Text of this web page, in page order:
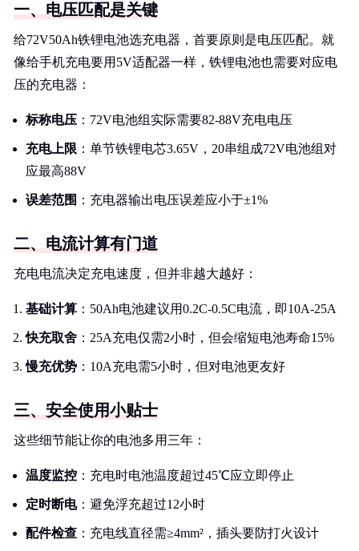
一、电压匹配是关键
给72V50Ah铁锂电池选充电器，首要原则是电压匹配。就
像给手机充电要用5V适配器一样，铁锂电池也需要对应电
压的充电器：
标称电压 ：72V电池组实际需要82-88V充电电压
充电上限 ：单节铁锂电芯3.65V，20串组成72V电池组对
应最高88V
误差范围 ：充电器输出电压误差应小于±1%
二、电流计算有门道
充电电流决定充电速度，但并非越大越好：
基础计算 ：50Ah电池建议用0.2C-0.5C电流，即10A-25A
快充取舍 ：25A充电仅需2小时，但会缩短电池寿命15%
慢充优势 ：10A充电需5小时，但对电池更友好
三、安全使用小贴士
这些细节能让你的电池多用三年：
温度监控 ：充电时电池温度超过45℃应立即停止
定时断电：避免浮充超过12小时
配件检查 ：充电线直径需≥4mm²，插头要防打火设计